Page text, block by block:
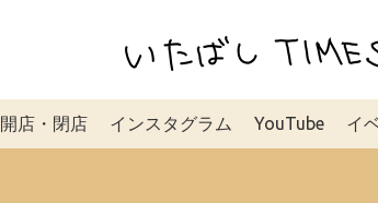
開店・閉店 インスタグラム YouTube イ